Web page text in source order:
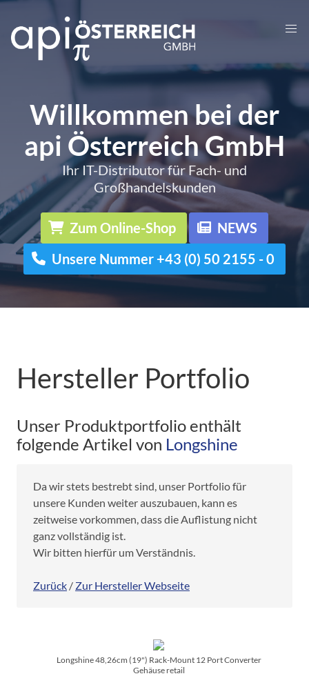
Willkommen bei der
api Österreich GmbH
Ihr IT-Distributor für Fach- und
Großhandelskunden
Zum Online-Shop
NEWS
Unsere Nummer +43 (0) 50 2155 - 0
Hersteller Portfolio
Unser Produktportfolio enthält
folgende Artikel von Longshine
Da wir stets bestrebt sind, unser Portfolio für
unsere Kunden weiter auszubauen, kann es
zeitweise vorkommen, dass die Auflistung nicht
ganz vollständig ist.
Wir bitten hierfür um Verständnis.
Zurück / Zur Hersteller Webseite
Longshine 48,26cm (19") Rack-Mount 12 Port Converter
Gehäuse retail